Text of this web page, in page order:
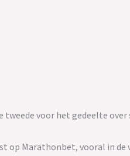
voor het gedeelte over
op Marathonbet, vooral in